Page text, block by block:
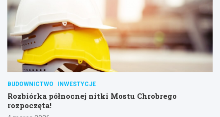
BUDOWNICTWO INWESTYCJE
Rozbiórka północnej nitki Mostu Chrobrego
rozpoczęta!